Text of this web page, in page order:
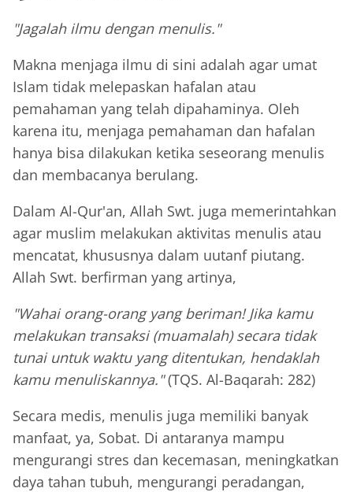
"Jagalah ilmu dengan menulis."
Makna menjaga ilmu di sini adalah agar umat
Islam tidak melepaskan hafalan atau
pemahaman yang telah dipahaminya. Oleh
karena itu, menjaga pemahaman dan hafalan
hanya bisa dilakukan ketika seseorang menulis
dan membacanya berulang.
Dalam Al-Qur'an, Allah Swt. juga memerintahkan
agar muslim melakukan aktivitas menulis atau
mencatat, khususnya dalam uutanf piutang.
Allah Swt. berfirman yang artinya,
"Wahai orang-orang yang beriman! Jika kamu
melakukan transaksi (muamalah) secara tidak
tunai untuk waktu yang ditentukan, hendaklah
kamu menuliskannya."(TQS. Al-Baqarah: 282)
Secara medis, menulis juga memiliki banyak
manfaat, ya, Sobat. Di antaranya mampu
mengurangi stres dan kecemasan, meningkatkan
daya tahan tubuh, mengurangi peradangan,